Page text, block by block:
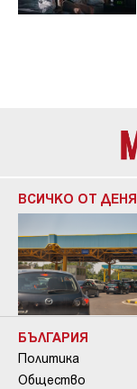
ВСИЧКО ОТ ДЕНЯ
БЪЛГАРИЯ
Политика
Общество